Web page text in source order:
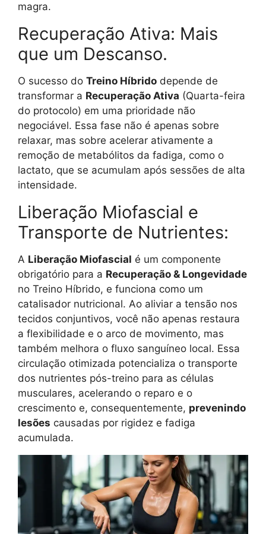
magra.
Recuperação Ativa: Mais
que um Descanso.
O sucesso do Treino Híbrido depende de
transformar a Recuperação Ativa (Quarta-feira
do protocolo) em uma prioridade não
negociável. Essa fase não é apenas sobre
relaxar, mas sobre acelerar ativamente a
remoção de metabólitos da fadiga, como o
lactato, que se acumulam após sessões de alta
intensidade.
Liberação Miofascial e
Transporte de Nutrientes:
A Liberação Miofascial é um componente
obrigatório para a Recuperação & Longevidade
no Treino Híbrido, e funciona como um
catalisador nutricional. Ao aliviar a tensão nos
tecidos conjuntivos, você não apenas restaura
a flexibilidade e o arco de movimento, mas
também melhora o fluxo sanguíneo local. Essa
circulação otimizada potencializa o transporte
dos nutrientes pós-treino para as células
musculares, acelerando o reparo e o
crescimento e, consequentemente, prevenindo
lesões causadas por rigidez e fadiga
acumulada.